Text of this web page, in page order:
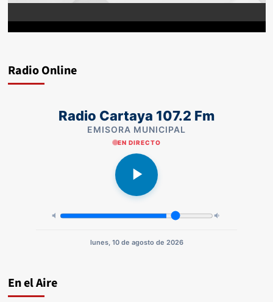
Radio Online
Radio Cartaya 107.2 Fm
EMISORA MUNICIPAL
EN DIRECTO
lunes, 10 de agosto de 2026
En el Aire